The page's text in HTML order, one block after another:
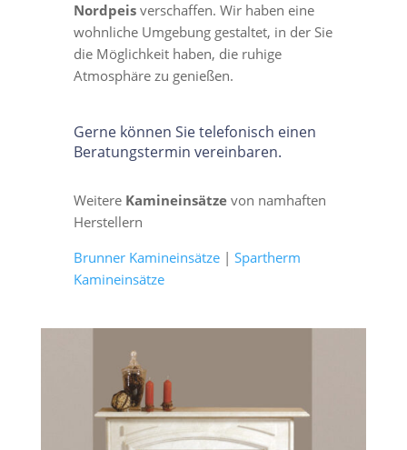
Nordpeisverschaffen. Wir haben eine
wohnliche Umgebung gestaltet, in der Sie
die Möglichkeit haben, die ruhige
Atmosphäre zu genießen.
Gerne können Sie telefonisch einen
Beratungstermin vereinbaren.
Weitere Kamineinsätzevon namhaften
Herstellern
Brunner Kamineinsätze| Spartherm
Kamineinsätze